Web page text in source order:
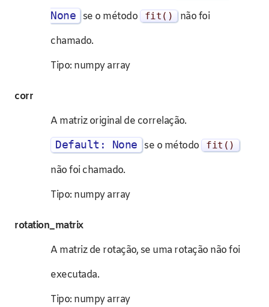
None se o método fit()
não foi
chamado.
Tipo: numpy array
corr
A matriz original de correlação.
Default: None se o método fit ()
não foi chamado.
Tipo: numpy array
rotation_matrix
A matriz de rotação, se uma rotação não foi
executada.
Tipo: numpy array